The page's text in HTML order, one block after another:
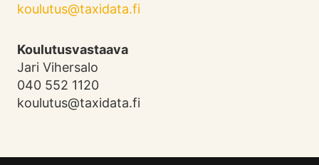
koulutus@taxidata.fi
Koulutusvastaava
Jari Vihersalo
040 552 1120
koulutus@taxidata.fi